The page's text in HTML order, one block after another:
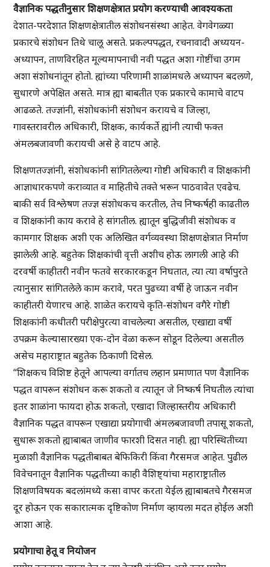
वैज्ञानिक पद्धतीनुसार शिक्षणक्षेत्रात प्रयोग करण्याची आवश्यकता
देशात-परदेशात शिक्षणक्षेत्रातील संशोधनसंस्था आहेत. वेगवेगळ्या
प्रकारचे संशोधन तिथे चालू असते. प्रकल्पपद्धत, रचनावादी अध्ययन-
अध्यापन, ताणविरहित मूल्यमापनाची नवी पद्धत अशा गोष्टींचा उगम
अशा संशोधनांतून होतो. ह्यांच्या परिणामी शाळांमधले अध्यापन बदलणे,
सुधारणे अपेक्षित असते. मात्र ह्या बाबतीत एक प्रकारचे कामाचे वाटप
आढळते. तज्ज्ञांनी, संशोधकांनी संशोधन करायचे व जिल्हा,
गावस्तरावरील अधिकारी, शिक्षक, कार्यकर्ते ह्यांनी त्याची फक्त
अंमलबजावणी करायची असे हे वाटप आहे.
शिक्षणतज्ज्ञांनी, संशोधकांनी सांगितलेल्या गोष्टी अधिकारी व शिक्षकांनी
आज्ञाधारकपणे कराव्यात व माहितीचे तक्ते भरून पाठवावेत एवढेच.
बाकी सर्व विश्लेषण तज्ज्ञ संशोधकच करतील, तेच निष्कर्षही काढतील
व शिक्षकांनी काय करावे हे सांगतील. ह्यातून बुद्धिजीवी संशोधक व
कामगार शिक्षक अशी एक अलिखित वर्गव्यवस्था शिक्षणक्षेत्रात निर्माण
झालेली आहे. बहुतेक शिक्षकांची वृत्ती अशीच होऊ लागली आहे की
दरवर्षी काहीतरी नवीन फतवे सरकारकडून निघतात, त्या त्या वर्षापुरते
त्यानुसार सांगितलेले काम करावे, परत पुढच्या वर्षी हे जाऊन नवीन
काहीतरी येणारच आहे. शाळेत करायचे कृति-संशोधन वगैरे गोष्टी
शिक्षकांनी कधीतरी परीक्षेपुरत्या वाचलेल्या असतील, एखाद्या वर्षी
उपक्रम केल्यासारख्या एक-दोन वेळा करून सोडून दिलेल्या असतील
असेच महाराष्ट्रात बहुतेक ठिकाणी दिसेल.
“शिक्षकच विशिष्ट हेतूने आपल्या वर्गातच लहान प्रमाणात पण वैज्ञानिक
पद्धत वापरून संशोधन करू शकतो व त्यातून जे निष्कर्ष निघतील त्यांचा
इतर शाळांना फायदा होऊ शकतो, एखादा जिल्हास्तरीय अधिकारी
वैज्ञानिक पद्धत वापरून एखाद्या प्रयोगाची अंमलबजावणी तपासू शकतो,
सुधारू शकतो ह्याबाबत जाणीव फारशी दिसत नाही. ह्या परिस्थितीच्या
मुळाशी वैज्ञानिक पद्धतीबाबत बेफिकिरी किंवा गैरसमज आहेत. पुढील
विवेचनातून वैज्ञानिक पद्धतीच्या काही वैशिष्ट्यांचा महाराष्ट्रातील
शिक्षणविषयक बदलांमध्ये कसा वापर करता येईल ह्याबाबतचे गैरसमज
दूर होऊन एक सकारात्मक दृष्टिकोण निर्माण व्हायला मदत होईल अशी
आशा आहे.
प्रयोगाचा हेतू व नियोजन